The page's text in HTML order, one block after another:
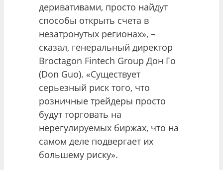
деривативами, просто найдут
способы открыть счета в
незатронутых регионах», –
сказал, генеральный директор
Broctagon Fintech Group Дон Го
(Don Guo). «Существует
серьезный риск того, что
розничные трейдеры просто
будут торговать на
нерегулируемых биржах, что на
самом деле подвергает их
большему риску».